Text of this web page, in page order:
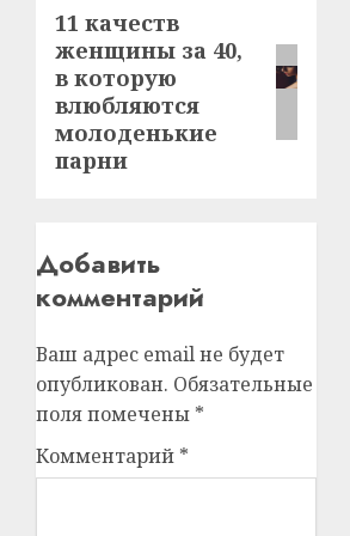
Следующая
запись:
11 качеств
женщины за 40,
в которую
влюбляются
молоденькие
парни
Добавить
комментарий
Ваш адрес email не будет
опубликован. Обязательные
поля помечены *
Комментарий *